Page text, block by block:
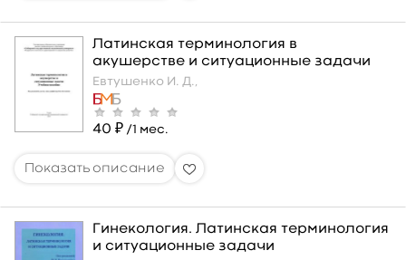
Латинская терминология в
акушерстве и ситуационные задачи
Евтушенко И. Д.,
40 ₽ /1 мес.
Гинекология. Латинская терминология
и ситуационные задачи